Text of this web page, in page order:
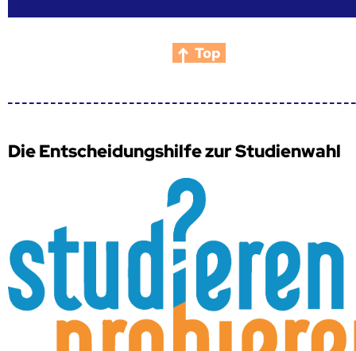
Top
Die Entscheidungshilfe zur Studienwahl